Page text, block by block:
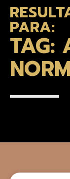
PARA:
TAG: